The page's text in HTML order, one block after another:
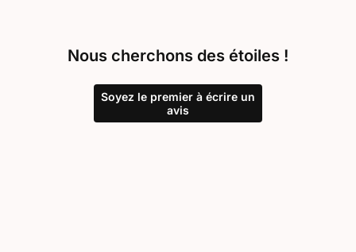
Nous cherchons des étoiles !
Soyez le premier à écrire un
avis